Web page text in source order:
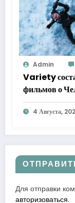
Admin
Variety
фильмов о
к лучшему
4 Августа,
Для отправки
авторизоваться.